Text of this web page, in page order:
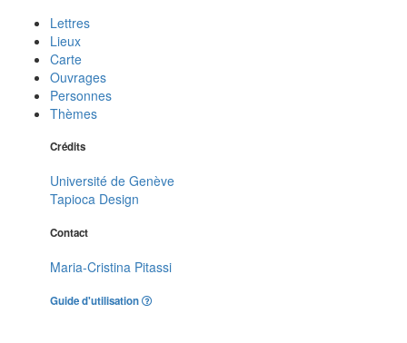
Lettres
Lieux
Carte
Ouvrages
Personnes
Thèmes
Crédits
Université de Genève
Tapioca Design
Contact
Maria-Cristina Pitassi
Guide d'utilisation